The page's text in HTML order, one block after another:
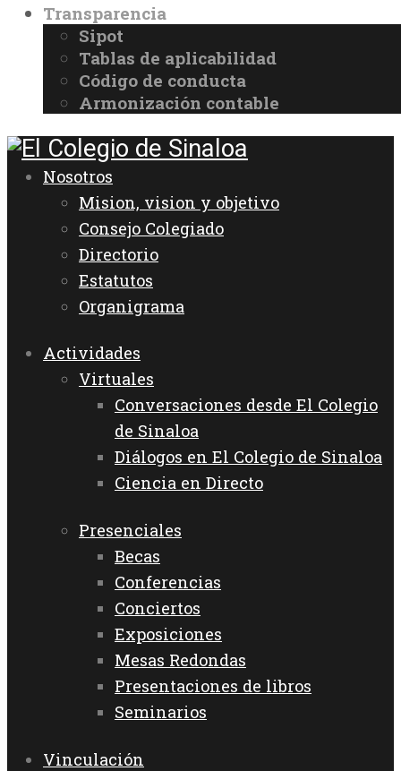
Transparencia
Sipot
Tablas de aplicabilidad
Código de conducta
Armonización contable
Nosotros
Mision, vision y objetivo
Consejo Colegiado
Directorio
Estatutos
Organigrama
Actividades
Virtuales
Conversaciones desde El Colegio
de Sinaloa
Diálogos en El Colegio de Sinaloa
Ciencia en Directo
Presenciales
Becas
Conferencias
Conciertos
Exposiciones
Mesas Redondas
Presentaciones de libros
Seminarios
Vinculación